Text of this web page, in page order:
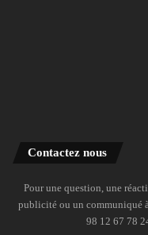
Contactez nous
Pour une question, une
publicité ou un communiqué
98 12 67 78